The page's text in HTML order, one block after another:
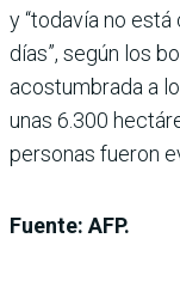
y “todavía no está
días”, según los
acostumbrada a
unas 6.300
personas fueron
Fuente: AFP.